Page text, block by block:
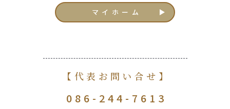
マイホーム
【代表お問い合せ】
086-244-7613